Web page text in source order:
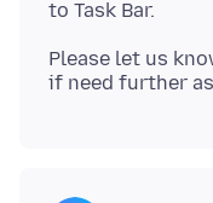
Please let us